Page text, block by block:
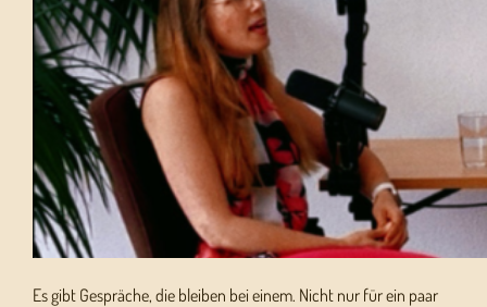
Es gibt Gespräche, die bleiben bei einem. Nicht nur für ein paar